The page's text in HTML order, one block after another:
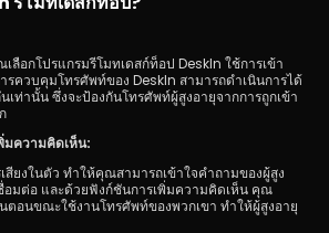
ลือกโปรแกรมรีโมทเดสก์ท็อป DeskIn ใช้การเข้า
รควบคุมโทรศัพท์ของ DeskIn สามารถดำเนินการได้
เท่านั้น ซึ่งจะป้องกันโทรศัพท์ผู้สูงอายุจากการถูกเข้า
มความคิดเห็น:
สียงในตัว ทำให้คุณสามารถเข้าใจคำถามของผู้สูง
อมต่อ และด้วยฟังก์ชันการเพิ่มความคิดเห็น คุณ
ตอนขณะใช้งานโทรศัพท์ของพวกเขา ทำให้ผู้สูงอายุ